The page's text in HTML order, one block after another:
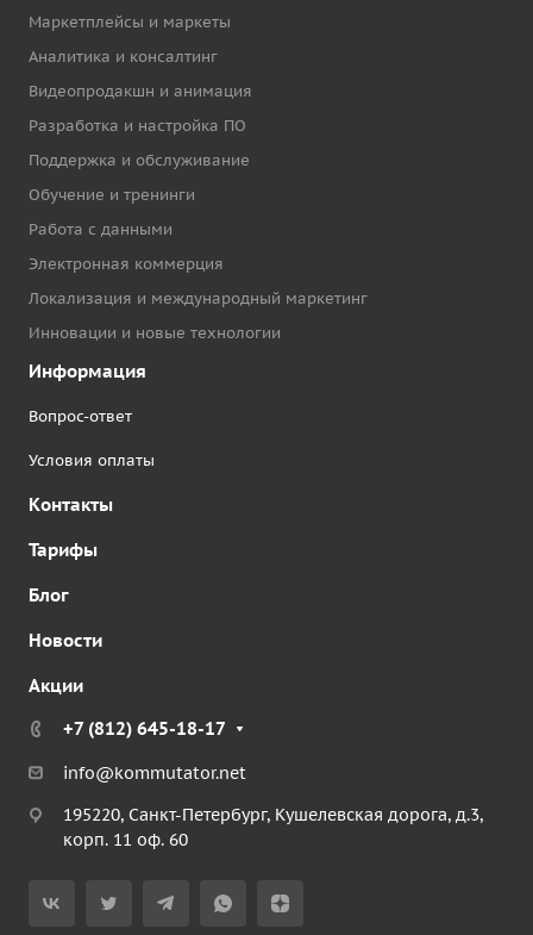
Маркетплейсы и маркеты
Аналитика и консалтинг
Видеопродакшн и анимация
Разработка и настройка ПО
Поддержка и обслуживание
Обучение и тренинги
Работа с данными
Электронная коммерция
Локализация и международный маркетинг
Инновации и новые технологии
Информация
Вопрос-ответ
Условия оплаты
Контакты
Тарифы
Блог
Новости
Акции
+7 (812) 645-18-17
info@kommutator.net
195220, Санкт-Петербург, Кушелевская дорога, д.3,
корп. 11 оф. 60